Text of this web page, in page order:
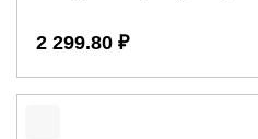
2 299.80 ₽